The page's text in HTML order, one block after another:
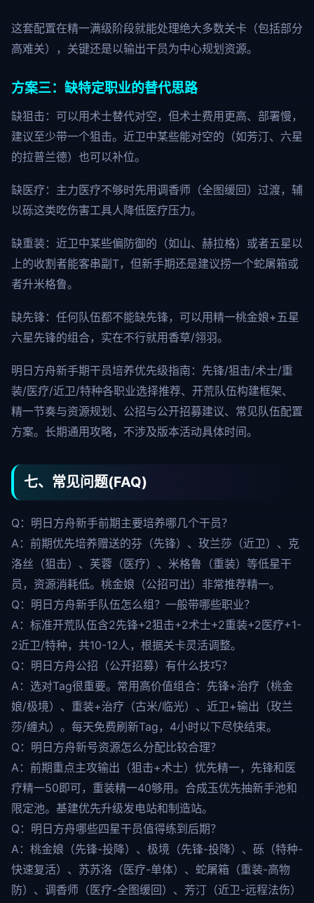
这套配置在精一满级阶段就能处理绝大多数关卡（包括部分
高难关），关键还是以输出干员为中心规划资源。
方案三：缺特定职业的替代思路
缺狙击：可以用术士替代对空，但术士费用更高、部署慢，
建议至少带一个狙击。近卫中某些能对空的（如芳汀、六星
的拉普兰德）也可以补位。
缺医疗：主力医疗不够时先用调香师（全图缓回）过渡，辅
以砾这类吃伤害工具人降低医疗压力。
缺重装：近卫中某些偏防御的（如山、赫拉格）或者五星以
上的收割者能客串副T，但新手期还是建议捞一个蛇屠箱或
者升米格鲁。
缺先锋：任何队伍都不能缺先锋，可以用精一桃金娘+五星
六星先锋的组合，实在不行就用香草/翎羽。
明日方舟新手期干员培养优先级指南：先锋/狙击/术士/重
装/医疗/近卫/特种各职业选择推荐、开荒队伍构建框架、
精一节奏与资源规划、公招与公开招募建议、常见队伍配置
方案。长期通用攻略，不涉及版本活动具体时间。
七、常见问题(FAQ)
Q：明日方舟新手前期主要培养哪几个干员？
A：前期优先培养赠送的芬（先锋）、玫兰莎（近卫）、克
洛丝（狙击）、芙蓉（医疗）、米格鲁（重装）等低星干
员，资源消耗低。桃金娘（公招可出）非常推荐精一。
Q：明日方舟新手队伍怎么组？一般带哪些职业？
A：标准开荒队伍含2先锋+2狙击+2术士+2重装+2医疗+1-
2近卫/特种，共10-12人，根据关卡灵活调整。
Q：明日方舟公招（公开招募）有什么技巧？
A：选对Tag很重要。常用高价值组合：先锋+治疗（桃金
娘/极境）、重装+治疗（古米/临光）、近卫+输出（玫兰
莎/缠丸）。每天免费刷新Tag，4小时以下尽快结束。
Q：明日方舟新号资源怎么分配比较合理？
A：前期重点主攻输出（狙击+术士）优先精一，先锋和医
疗精一50即可，重装精一40够用。合成玉优先抽新手池和
限定池。基建优先升级发电站和制造站。
Q：明日方舟哪些四星干员值得练到后期？
A：桃金娘（先锋-投降）、极境（先锋-投降）、砾（特种-
快速复活）、苏苏洛（医疗-单体）、蛇屠箱（重装-高物
防）、调香师（医疗-全图缓回）、芳汀（近卫-远程法伤）